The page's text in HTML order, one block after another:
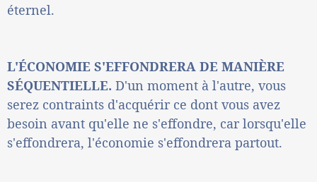
éternel.
L'ÉCONOMIE S'EFFONDRERA DE MANIÈRE
SÉQUENTIELLE. D'un moment à l'autre, vous
serez contraints d'acquérir ce dont vous avez
besoin avant qu'elle ne s'effondre, car lorsqu'elle
s'effondrera, l'économie s'effondrera partout.